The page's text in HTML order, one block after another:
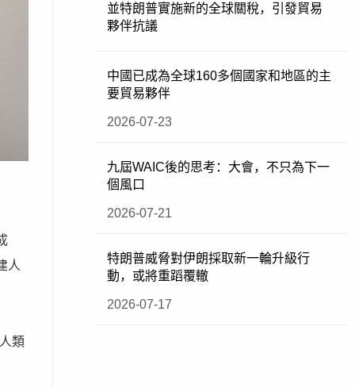
人
類
並特朗普實施新的全球關稅，引發貿易
夥伴抗議
中國已成為全球160多個國家和地區的主
要貿易夥伴
2026-07-23
九屆WAIC後的思考：大會，不只為下一
個風口
2026-07-21
特朗普威脅對伊朗採取新一輪升級行
動，或將重蹈覆轍
2026-07-17